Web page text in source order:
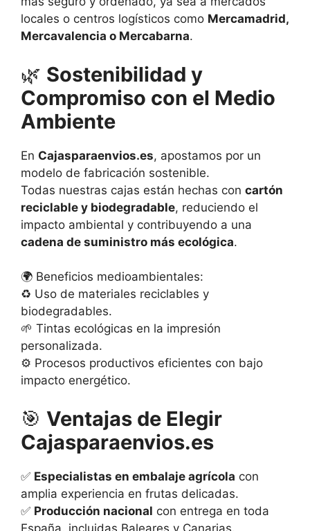
locales o centros logísticos como Mercamadrid,
Mercavalencia o Mercabarna.
🌿 Sostenibilidad y
Compromiso con el Medio
Ambiente
En Cajasparaenvios.es, apostamos por un
modelo de fabricación sostenible.
Todas nuestras cajas están hechas con cartón
reciclable y biodegradable, reduciendo el
impacto ambiental y contribuyendo a una
cadena de suministro más ecológica.
🌍 Beneficios medioambientales:
♻️ Uso de materiales reciclables y
biodegradables.
🌱 Tintas ecológicas en la impresión
personalizada.
⚙️ Procesos productivos eficientes con bajo
impacto energético.
🎯 Ventajas de Elegir
Cajasparaenvios.es
✅ Especialistas en embalaje agrícola con
amplia experiencia en frutas delicadas.
✅ Producción nacional con entrega en toda
España, incluidas Baleares y Canarias.